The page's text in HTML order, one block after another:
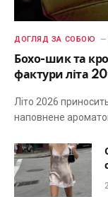
ДОГЛЯД ЗА СОБОЮ
Бохо-шик та
фактури літа
Літо 2026
наповнене